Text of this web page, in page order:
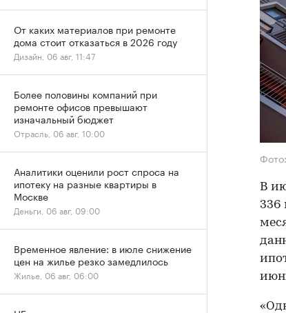
В
336
От каких материалов при ремонте
дома стоит отказаться в 2026 году
Дизайн, 06 авг, 11:47
Более половины компаний при
ремонте офисов превышают
изначальный бюджет
Отрасль, 06 авг, 10:00
Аналитики оценили рост спроса на
ипотеку на разные квартиры в
Москве
Деньги, 06 авг, 09:00
Временное явление: в июле снижение
цен на жилье резко замедлилось
Жилье, 06 авг, 06:00